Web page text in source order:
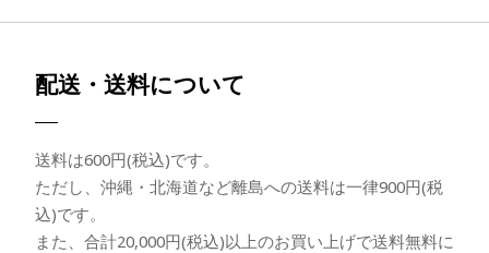
配送・送料について
送料は600円(税込)です。
ただし、沖縄・北海道など離島への送料は一律900円(税
込)です。
また、合計20,000円(税込)以上のお買い上げで送料無料に